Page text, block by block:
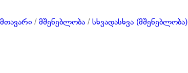
მთავარი / მშენებლობა / სხვადასხვა (მშენებლობა)